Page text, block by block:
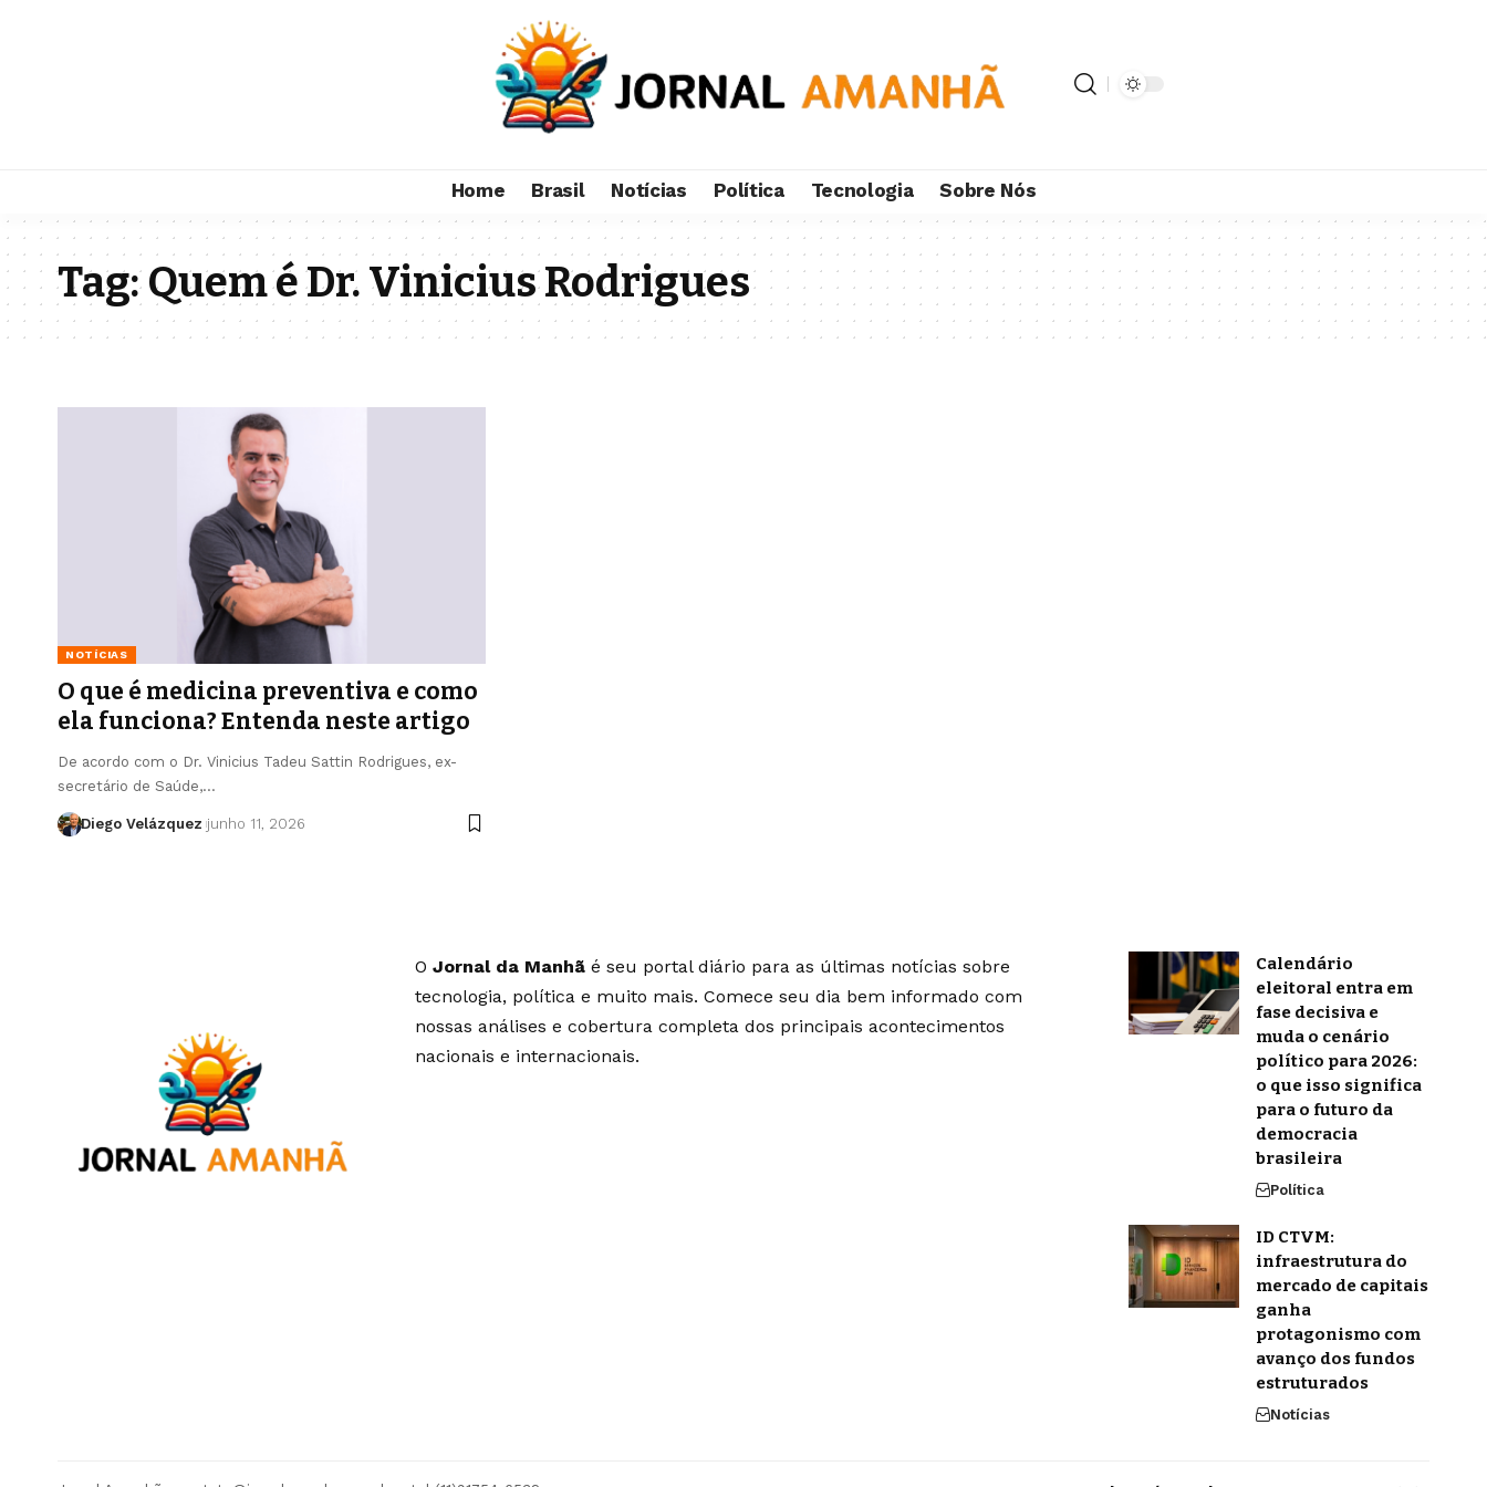
Home Brasil Notícias Política Tecnologia Sobre Nós
Tag:Quem é Dr. Vinicius Rodrigues
NOTÍCIAS
O que é medicina preventiva e como
ela funciona? Entenda neste artigo
De acordo com o Dr. Vinicius Tadeu Sattin Rodrigues, ex-
secretário de Saúde,…
Diego Velázquez junho 11, 2026
O Jornal da Manhãé seu portal diário para as últimas notícias sobre
tecnologia, política e muito mais. Comece seu dia bem informado com
nossas análises e cobertura completa dos principais acontecimentos
nacionais e internacionais.
Calendário
eleitoral entra em
fase decisiva e
muda o cenário
político para 2026:
o que isso significa
para o futuro da
democracia
brasileira
Política
ID CTVM:
infraestrutura do
mercado de capitais
ganha
protagonismo com
avanço dos fundos
estruturados
Notícias